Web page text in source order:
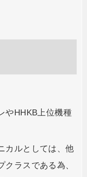
やHHKB上位機種
カルとしては、他
ラスである為、